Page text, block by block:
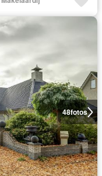
48fotos